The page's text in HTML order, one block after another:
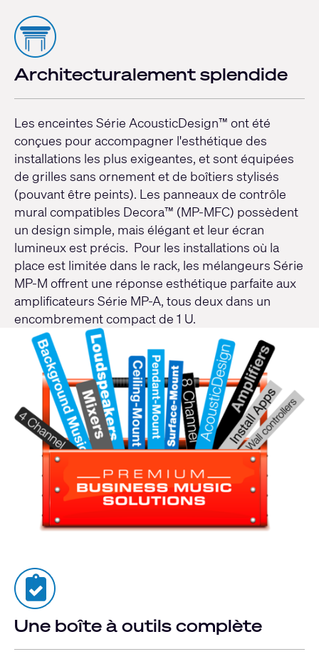
Architecturalement splendide
Les enceintes Série AcousticDesign™ ont été
conçues pour accompagner l'esthétique des
installations les plus exigeantes, et sont équipées
de grilles sans ornement et de boîtiers stylisés
(pouvant être peints). Les panneaux de contrôle
mural compatibles Decora™ (MP-MFC) possèdent
un design simple, mais élégant et leur écran
lumineux est précis. Pour les installations où la
place est limitée dans le rack, les mélangeurs Série
MP-M offrent une réponse esthétique parfaite aux
amplificateurs Série MP-A, tous deux dans un
encombrement compact de 1 U.
Une boîte à outils complète